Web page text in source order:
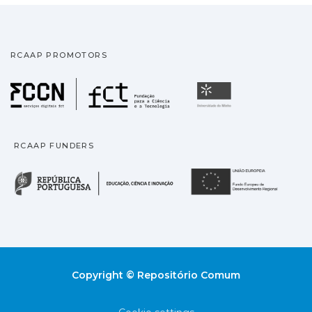
RCAAP PROMOTORS
Fundação para a
RCAAP FUNDERS
República Portuguesa
Copyright © Repositório Comum